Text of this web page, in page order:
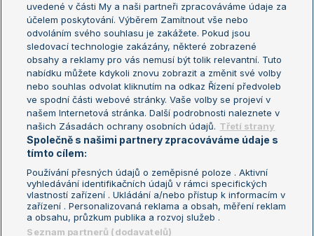
US Open
Turnaj mistrů
Turnaj mistryň
Aktualní trendy
Fotbalové přestupy
Livesport Daily
LS Prague Open
Podmínky užití
Nastavení soukromí
GDPR a žurnalistika
Reklama
Kontakt
Informace o zpracování osobních
údajů
uvedené v části My a naši partneři zpracováváme údaje za
účelem poskytování. Výběrem Zamítnout vše nebo
odvoláním svého souhlasu je zakážete. Pokud jsou
sledovací technologie zakázány, některé zobrazené
obsahy a reklamy pro vás nemusí být tolik relevantní. Tuto
nabídku můžete kdykoli znovu zobrazit a změnit své volby
nebo souhlas odvolat kliknutím na odkaz Řízení předvoleb
ve spodní části webové stránky. Vaše volby se projeví v
našem Internetová stránka. Další podrobnosti naleznete v
našich Zásadách ochrany osobních údajů. Třetí strany
Společně s našimi partnery zpracováváme údaje s
tímto cílem:
Používání přesných údajů o zeměpisné poloze . Aktivní
vyhledávání identifikačních údajů v rámci specifických
vlastností zařízení . Ukládání a/nebo přístup k informacím v
zařízení . Personalizovaná reklama a obsah, měření reklam
a obsahu, průzkum publika a rozvoj služeb .
Seznam partnerů (dodavatelů)